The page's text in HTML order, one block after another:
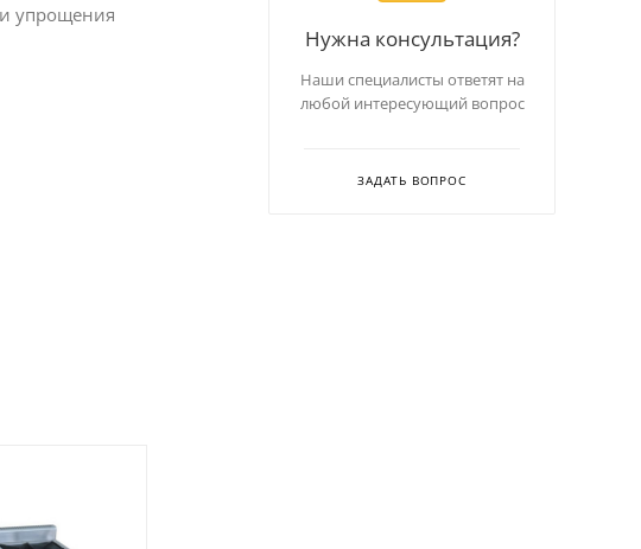
упрощения
Нужна консультация?
Наши специалисты ответят на
любой интересующий вопрос
ЗАДАТЬ ВОПРОС